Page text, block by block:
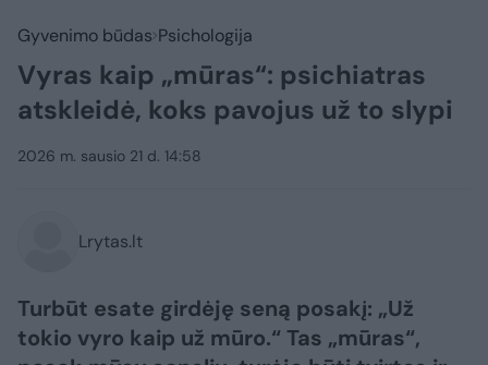
Gyvenimo būdas Psichologija
Vyras kaip „mūras“: psichiatras
atskleidė, koks pavojus už to slypi
2026 m. sausio 21 d. 14:58
Lrytas.lt
Turbūt esate girdėję seną posakį: „Už
tokio vyro kaip už mūro.“ Tas „mūras“,